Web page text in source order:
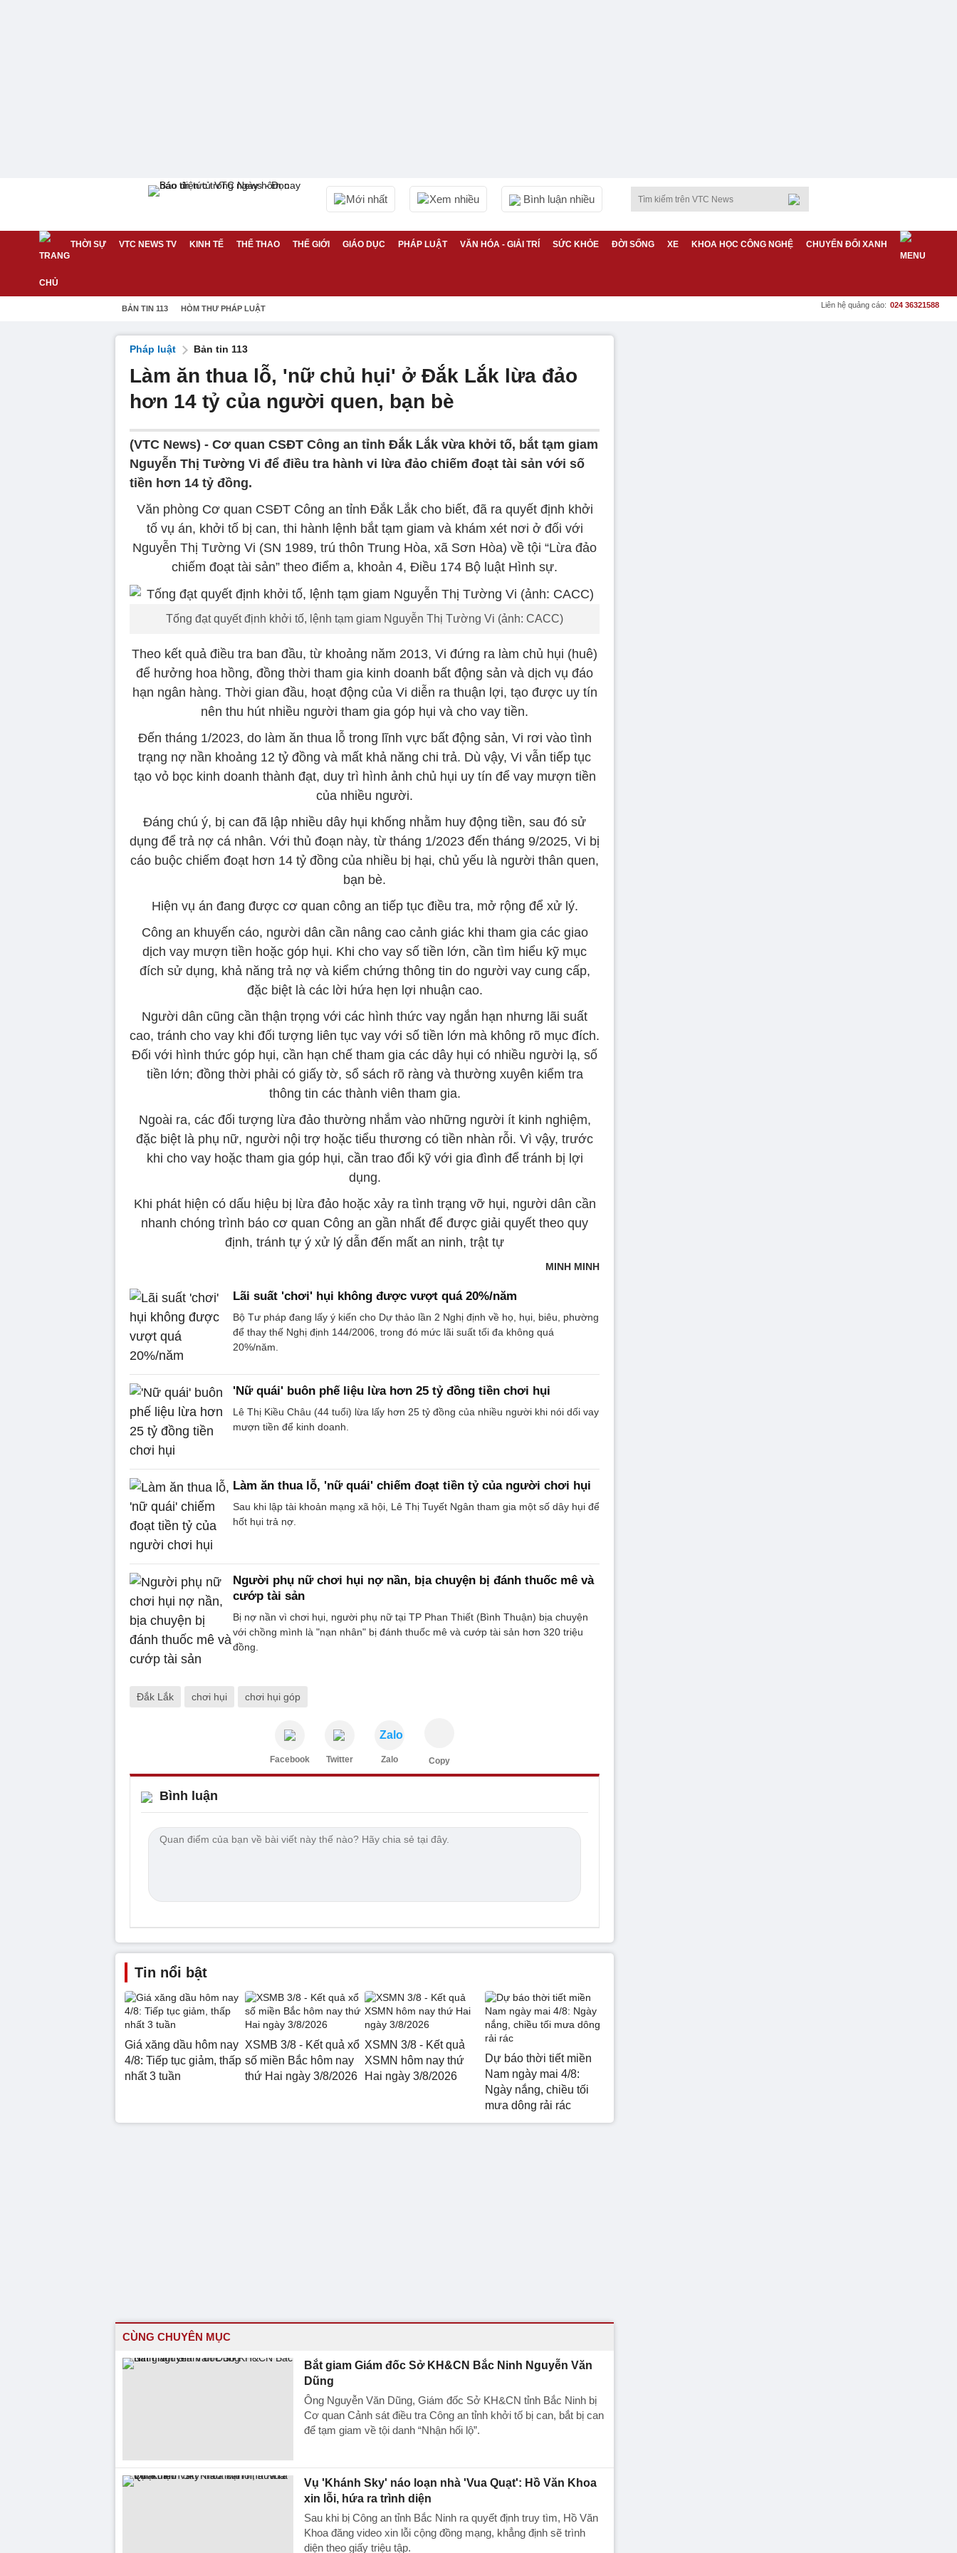
Mới nhất Xem nhiều Bình luận nhiều
THỜI SỰ VTC NEWS TV KINH TẾ THỂ THAO THẾ GIỚI GIÁO DỤC PHÁP LUẬT VĂN HÓA - GIẢI TRÍ SỨC KHỎE ĐỜI SỐNG XE KHOA HỌC CÔNG NGHỆ CHUYỂN ĐỔI XANH
BẢN TIN 113 HÒM THƯ PHÁP LUẬT Liên hệ quảng cáo: 024 36321588
Pháp luật Bản tin 113
Làm ăn thua lỗ, 'nữ chủ hụi' ở Đắk Lắk lừa đảo
hơn 14 tỷ của người quen, bạn bè
(VTC News) - Cơ quan CSĐT Công an tỉnh Đắk Lắk vừa khởi tố, bắt tạm giam
Nguyễn Thị Tường Vi để điều tra hành vi lừa đảo chiếm đoạt tài sản với số
tiền hơn 14 tỷ đồng.
Văn phòng Cơ quan CSĐT Công an tỉnh Đắk Lắk cho biết, đã ra quyết định khởi
tố vụ án, khởi tố bị can, thi hành lệnh bắt tạm giam và khám xét nơi ở đối với
Nguyễn Thị Tường Vi (SN 1989, trú thôn Trung Hòa, xã Sơn Hòa) về tội “Lừa đảo
chiếm đoạt tài sản” theo điểm a, khoản 4, Điều 174 Bộ luật Hình sự.
Tống đạt quyết định khởi tố, lệnh tạm giam Nguyễn Thị Tường Vi (ảnh: CACC)
Theo kết quả điều tra ban đầu, từ khoảng năm 2013, Vi đứng ra làm chủ hụi (huê)
để hưởng hoa hồng, đồng thời tham gia kinh doanh bất động sản và dịch vụ đáo
hạn ngân hàng. Thời gian đầu, hoạt động của Vi diễn ra thuận lợi, tạo được uy tín
nên thu hút nhiều người tham gia góp hụi và cho vay tiền.
Đến tháng 1/2023, do làm ăn thua lỗ trong lĩnh vực bất động sản, Vi rơi vào tình
trạng nợ nần khoảng 12 tỷ đồng và mất khả năng chi trả. Dù vậy, Vi vẫn tiếp tục
tạo vỏ bọc kinh doanh thành đạt, duy trì hình ảnh chủ hụi uy tín để vay mượn tiền
của nhiều người.
Đáng chú ý, bị can đã lập nhiều dây hụi khống nhằm huy động tiền, sau đó sử
dụng để trả nợ cá nhân. Với thủ đoạn này, từ tháng 1/2023 đến tháng 9/2025, Vi bị
cáo buộc chiếm đoạt hơn 14 tỷ đồng của nhiều bị hại, chủ yếu là người thân quen,
bạn bè.
Hiện vụ án đang được cơ quan công an tiếp tục điều tra, mở rộng để xử lý.
Công an khuyến cáo, người dân cần nâng cao cảnh giác khi tham gia các giao
dịch vay mượn tiền hoặc góp hụi. Khi cho vay số tiền lớn, cần tìm hiểu kỹ mục
đích sử dụng, khả năng trả nợ và kiểm chứng thông tin do người vay cung cấp,
đặc biệt là các lời hứa hẹn lợi nhuận cao.
Người dân cũng cần thận trọng với các hình thức vay ngắn hạn nhưng lãi suất
cao, tránh cho vay khi đối tượng liên tục vay với số tiền lớn mà không rõ mục đích.
Đối với hình thức góp hụi, cần hạn chế tham gia các dây hụi có nhiều người lạ, số
tiền lớn; đồng thời phải có giấy tờ, sổ sách rõ ràng và thường xuyên kiểm tra
thông tin các thành viên tham gia.
Ngoài ra, các đối tượng lừa đảo thường nhắm vào những người ít kinh nghiệm,
đặc biệt là phụ nữ, người nội trợ hoặc tiểu thương có tiền nhàn rỗi. Vì vậy, trước
khi cho vay hoặc tham gia góp hụi, cần trao đổi kỹ với gia đình để tránh bị lợi
dụng.
Khi phát hiện có dấu hiệu bị lừa đảo hoặc xảy ra tình trạng vỡ hụi, người dân cần
nhanh chóng trình báo cơ quan Công an gần nhất để được giải quyết theo quy
định, tránh tự ý xử lý dẫn đến mất an ninh, trật tự
MINH MINH
Lãi suất 'chơi' hụi không được vượt quá 20%/năm
Bộ Tư pháp đang lấy ý kiến cho Dự thảo lần 2 Nghị định về họ, hụi, biêu, phường
để thay thế Nghị định 144/2006, trong đó mức lãi suất tối đa không quá
20%/năm.
'Nữ quái' buôn phế liệu lừa hơn 25 tỷ đồng tiền chơi hụi
Lê Thị Kiều Châu (44 tuổi) lừa lấy hơn 25 tỷ đồng của nhiều người khi nói dối vay
mượn tiền để kinh doanh.
Làm ăn thua lỗ, 'nữ quái' chiếm đoạt tiền tỷ của người chơi hụi
Sau khi lập tài khoản mạng xã hội, Lê Thị Tuyết Ngân tham gia một số dây hụi để
hốt hụi trả nợ.
Người phụ nữ chơi hụi nợ nần, bịa chuyện bị đánh thuốc mê và
cướp tài sản
Bị nợ nần vì chơi hụi, người phụ nữ tại TP Phan Thiết (Bình Thuận) bịa chuyện
với chồng mình là "nạn nhân" bị đánh thuốc mê và cướp tài sản hơn 320 triệu
đồng.
Đắk Lắk chơi hụi chơi hụi góp
Facebook Twitter
Zalo
Zalo Copy
Bình luận
Tin nổi bật
Giá xăng dầu hôm nay
4/8: Tiếp tục giảm, thấp
nhất 3 tuần
XSMB 3/8 - Kết quả xổ
số miền Bắc hôm nay
thứ Hai ngày 3/8/2026
XSMN 3/8 - Kết quả
XSMN hôm nay thứ
Hai ngày 3/8/2026
Dự báo thời tiết miền
Nam ngày mai 4/8:
Ngày nắng, chiều tối
mưa dông rải rác
CÙNG CHUYÊN MỤC
Bắt giam Giám đốc Sở KH&CN Bắc Ninh Nguyễn Văn
Dũng
Ông Nguyễn Văn Dũng, Giám đốc Sở KH&CN tỉnh Bắc Ninh bị
Cơ quan Cảnh sát điều tra Công an tỉnh khởi tố bị can, bắt bị can
để tạm giam về tội danh “Nhận hối lộ”.
Vụ 'Khánh Sky' náo loạn nhà 'Vua Quạt': Hồ Văn Khoa
xin lỗi, hứa ra trình diện
Sau khi bị Công an tỉnh Bắc Ninh ra quyết định truy tìm, Hồ Văn
Khoa đăng video xin lỗi cộng đồng mạng, khẳng định sẽ trình
diện theo giấy triệu tập.